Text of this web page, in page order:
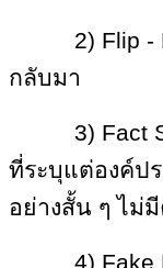
2) Flip
กลับมา
3) Fact
ที่ระบุแต่องค์ป
อย่างสั้น ๆ ไม่
4) Fake